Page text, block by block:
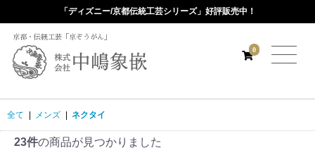
「ディズニー/京都伝統工芸シリーズ」好評販売中！
京都・伝統工芸「京ぞうがん」
0
全て メンズ ネクタイ
23件の商品が見つかりました